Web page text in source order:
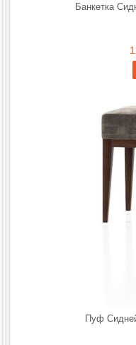
Банкетка
Пуф